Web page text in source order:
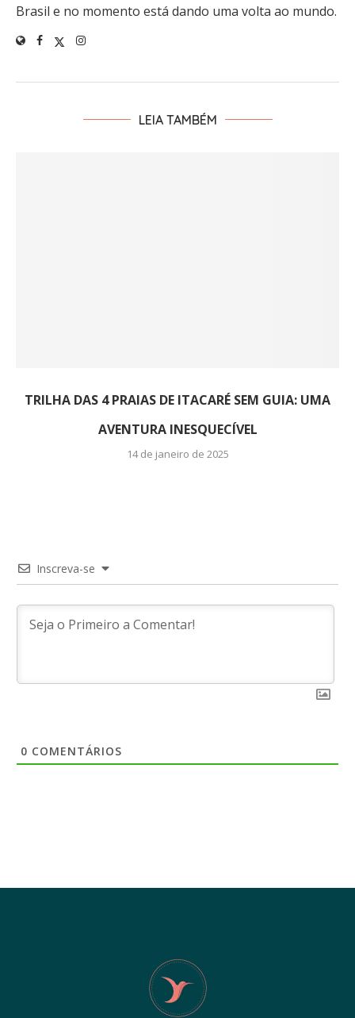
Brasil e no momento está dando uma volta ao mundo.
LEIA TAMBÉM
TRILHA DAS 4 PRAIAS DE ITACARÉ SEM GUIA: UMA
AVENTURA INESQUECÍVEL
14 de janeiro de 2025
Inscreva-se
0 COMENTÁRIOS